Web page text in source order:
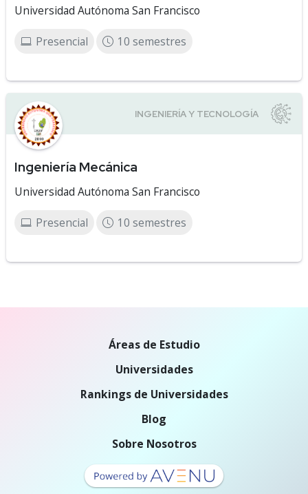
Universidad Autónoma San Francisco
Presencial 10 semestres
Ingeniería Mecánica
Universidad Autónoma San Francisco
Presencial 10 semestres
Áreas de Estudio
Universidades
Rankings de Universidades
Blog
Sobre Nosotros